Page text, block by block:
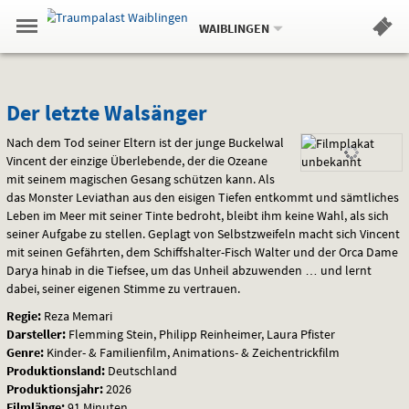
Springe
zum
,zum
.
Navigation
Gehe
zur
Standortauswahl
Standort:
WAIBLINGEN.
Hinweis
Der
letzte
Walsänger
Der letzte Walsänger
Nach dem Tod seiner Eltern ist der junge Buckelwal
Vincent der einzige Überlebende, der die Ozeane
mit seinem magischen Gesang schützen kann. Als
das Monster Leviathan aus den eisigen Tiefen entkommt und sämtliches
Leben im Meer mit seiner Tinte bedroht, bleibt ihm keine Wahl, als sich
seiner Aufgabe zu stellen. Geplagt von Selbstzweifeln macht sich Vincent
mit seinen Gefährten, dem Schiffshalter-Fisch Walter und der Orca Dame
Darya hinab in die Tiefsee, um das Unheil abzuwenden … und lernt
dabei, seiner eigenen Stimme zu vertrauen.
Regie: Reza Memari
Darsteller: Flemming Stein, Philipp Reinheimer, Laura Pfister
Genre: Kinder- & Familienfilm, Animations- & Zeichentrickfilm
Produktionsland: Deutschland
Produktionsjahr:2026